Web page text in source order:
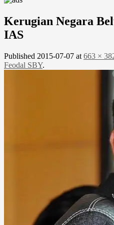
Kerugian Negara
IAS
Published 2015-07-07 at 663 ×
Feodal SBY.